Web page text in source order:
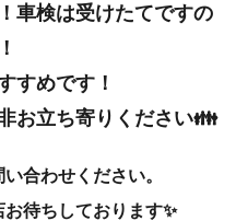
車検は受けたてですの
すめです！
お立ち寄りください👪
合わせください。
待ちしております✨